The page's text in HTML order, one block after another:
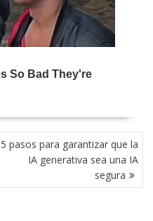
5 pasos para garantizar que la
IA generativa sea una IA
segura